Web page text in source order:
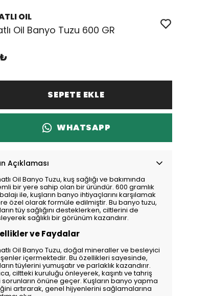
OIL
Oil Banyo Tuzu 600 GR
SEPETE EKLE
WHATSAPP
Açıklaması
Oil Banyo Tuzu, kuş sağlığı ve bakımında
bir yere sahip olan bir üründür. 600 gramlık
ile, kuşların banyo ihtiyaçlarını karşılamak
özel olarak formüle edilmiştir. Bu banyo tuzu,
tüy sağlığını desteklerken, ciltlerini de
sağlıklı bir görünüm kazandırır.
ve Faydalar
Oil Banyo Tuzu, doğal mineraller ve besleyici
içermektedir. Bu özellikleri sayesinde,
tüylerini yumuşatır ve parlaklık kazandırır.
ciltteki kuruluğu önleyerek, kaşıntı ve tahriş
önüne geçer. Kuşların banyo yapma
artırarak, genel hijyenlerini sağlamalarına